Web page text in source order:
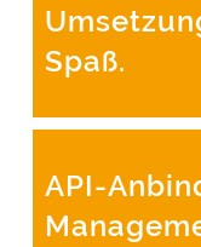
Spaß.
API-